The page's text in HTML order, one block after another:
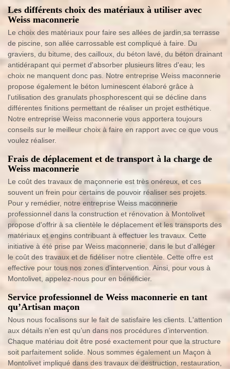
Les différents choix des matériaux à utiliser avec
Weiss maconnerie
Le choix des matériaux pour faire ses allées de jardin,sa terrasse
de piscine, son allée carrossable est compliqué à faire. Du
graviers, du bitume, des cailloux, du béton lavé, du béton drainant
antidérapant qui permet d'absorber plusieurs litres d'eau; les
choix ne manquent donc pas. Notre entreprise Weiss maconnerie
propose également le béton luminescent élaboré grâce à
l'utilisation des granulats phosphorescent qui se décline dans
différentes finitions permettant de réaliser un projet esthétique.
Notre entreprise Weiss maconnerie vous apportera toujours
conseils sur le meilleur choix à faire en rapport avec ce que vous
voulez réaliser.
Frais de déplacement et de transport à la charge de
Weiss maconnerie
Le coût des travaux de maçonnerie est très onéreux, et ces
souvent un frein pour certains de pouvoir réaliser ses projets.
Pour y remédier, notre entreprise Weiss maconnerie
professionnel dans la construction et rénovation à Montolivet
propose d'offrir à sa clientèle le déplacement et les transports des
matériaux et engins contribuant à effectuer les travaux. Cette
initiative à été prise par Weiss maconnerie, dans le but d'alléger
le coût des travaux et de fidéliser notre clientèle. Cette offre est
effective pour tous nos zones d'intervention. Ainsi, pour vous à
Montolivet, appelez-nous pour en bénéficier.
Service professionnel de Weiss maconnerie en tant
qu’Artisan maçon
Nous nous focalisons sur le fait de satisfaire les clients. L'attention
aux détails n’en est qu’un dans nos procédures d’intervention.
Chaque matériau doit être posé exactement pour que la structure
soit parfaitement solide. Nous sommes également un Maçon à
Montolivet impliqué dans des travaux de destruction, restauration,